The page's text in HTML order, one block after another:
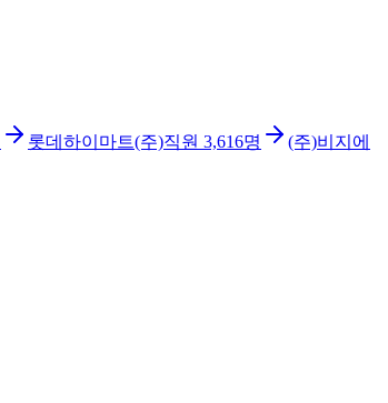
롯데하이마트(주)직원 3,616명
(주)비지에